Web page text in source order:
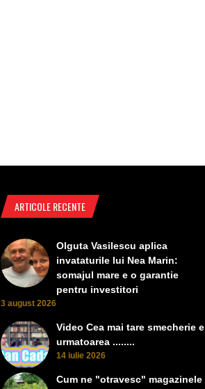
ARTICOLE RECENTE
Olguta Vasilescu aplica
invataturile lui Nea Marin:
somajul mare e o garantie
pentru investitori
3 august 2026
Video Cea mai tare smecherie e
urmatoarea ........
14 iulie 2026
Cum ne "otravesc" magazinele